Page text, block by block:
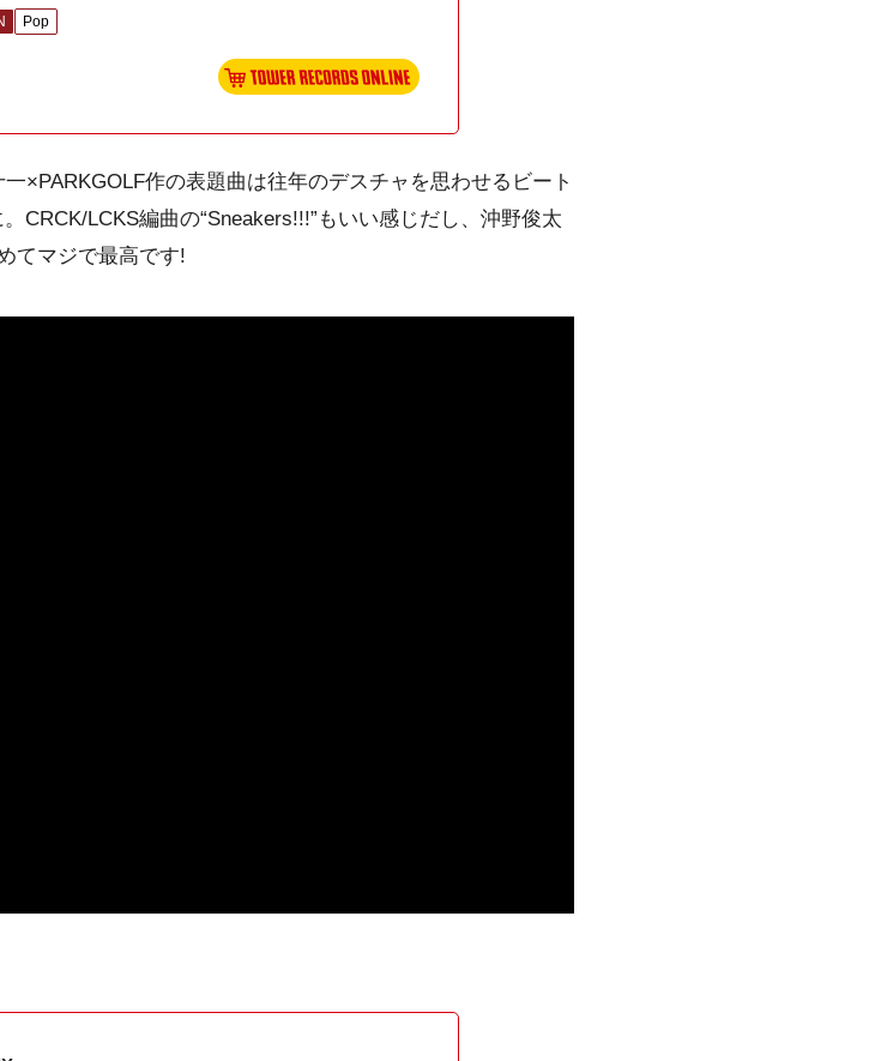
Pop
×PARKGOLF作の表題曲は往年のデスチャを思わせるビート
CRCK/LCKS編曲の“Sneakers!!!”もいい感じだし、沖野俊太
てマジで最高です!